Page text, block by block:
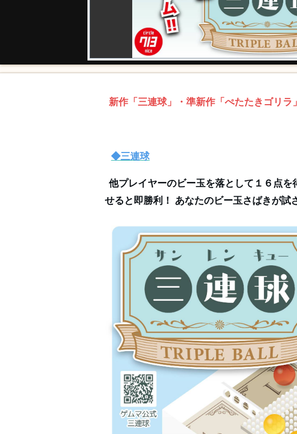
新作「三連球」・準新作「ぺたたきゴリラ
◆三連球
他プレイヤーのビー玉を落として１６点
せると即勝利！ あなたのビー玉さばきが試